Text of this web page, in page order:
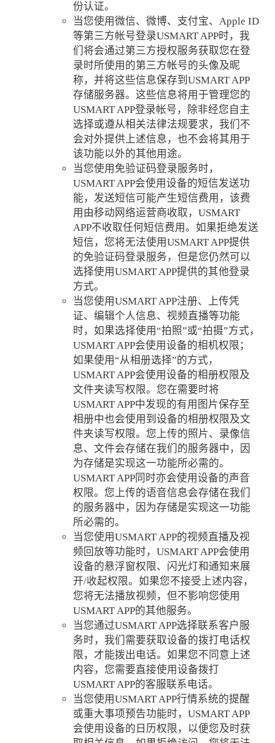
份认证。
当您使用微信、微博、支付宝、Apple ID
等第三方帐号登录USMART APP时，我
们将会通过第三方授权服务获取您在登
录时所使用的第三方帐号的头像及昵
称，并将这些信息保存到USMART APP
存储服务器。这些信息将用于管理您的
USMART APP登录帐号，除非经您自主
选择或遵从相关法律法规要求，我们不
会对外提供上述信息，也不会将其用于
该功能以外的其他用途。
当您使用免验证码登录服务时，
USMART APP会使用设备的短信发送功
能，发送短信可能产生短信费用，该费
用由移动网络运营商收取，USMART
APP不收取任何短信费用。如果拒绝发送
短信，您将无法使用USMART APP提供
的免验证码登录服务，但是您仍然可以
选择使用USMART APP提供的其他登录
方式。
当您使用USMART APP注册、上传凭
证、编辑个人信息、视频直播等功能
时，如果选择使用“拍照”或“拍摄”方式，
USMART APP会使用设备的相机权限；
如果使用“从相册选择”的方式，
USMART APP会使用设备的相册权限及
文件夹读写权限。您在需要时将
USMART APP中发现的有用图片保存至
相册中也会使用到设备的相册权限及文
件夹读写权限。您上传的照片、录像信
息、文件会存储在我们的服务器中，因
为存储是实现这一功能所必需的。
USMART APP同时亦会使用设备的声音
权限。您上传的语音信息会存储在我们
的服务器中，因为存储是实现这一功能
所必需的。
当您使用USMART APP的视频直播及视
频回放等功能时，USMART APP会使用
设备的悬浮窗权限、闪光灯和通知来展
开/收起权限。如果您不接受上述内容，
您将无法播放视频，但不影响您使用
USMART APP的其他服务。
当您通过USMART APP选择联系客户服
务时，我们需要获取设备的拨打电话权
限，才能拨出电话。如果您不同意上述
内容，您需要直接使用设备拨打
USMART APP的客服联系电话。
当您使用USMART APP行情系统的提醒
或重大事项预告功能时，USMART APP
会使用设备的日历权限，以便您及时获